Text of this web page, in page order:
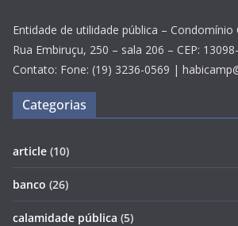
Entidade de utilidade pública – Condomínio
Rua Embiruçu, 250 – sala 206 – CEP:
Contato: Fone: (19) 3236-0569 |
Categorias
article (10)
banco (26)
calamidade pública (5)